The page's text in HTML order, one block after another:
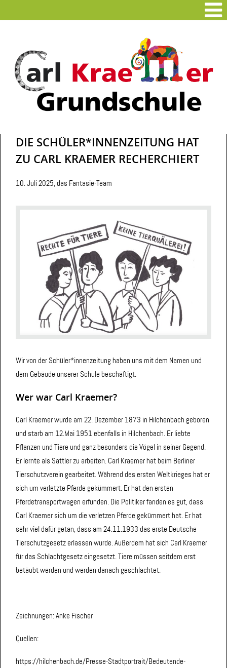
DIE SCHÜLER*INNENZEITUNG HAT
ZU CARL KRAEMER RECHERCHIERT
10. Juli 2025, das Fantasie-Team
Wir von der Schüler*innenzeitung haben uns mit dem Namen und
dem Gebäude unserer Schule beschäftigt.
Wer war Carl Kraemer?
Carl Kraemer wurde am 22. Dezember 1873 in Hilchenbach geboren
und starb am 12.Mai 1951 ebenfalls in Hilchenbach. Er liebte
Pflanzen und Tiere und ganz besonders die Vögel in seiner Gegend.
Er lernte als Sattler zu arbeiten. Carl Kraemer hat beim Berliner
Tierschutzverein gearbeitet. Während des ersten Weltkrieges hat er
sich um verletzte Pferde gekümmert. Er hat den ersten
Pferdetransportwagen erfunden. Die Politiker fanden es gut, dass
Carl Kraemer sich um die verletzen Pferde gekümmert hat. Er hat
sehr viel dafür getan, dass am 24.11.1933 das erste Deutsche
Tierschutzgesetz erlassen wurde. Außerdem hat sich Carl Kraemer
für das Schlachtgesetz eingesetzt. Tiere müssen seitdem erst
betäubt werden und werden danach geschlachtet.
Zeichnungen: Anke Fischer
Quellen:
https://hilchenbach.de/Presse-Stadtportrait/Bedeutende-